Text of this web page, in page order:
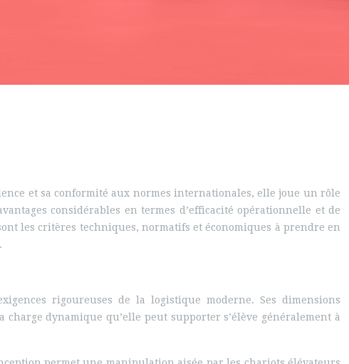
et sa conformité aux normes internationales, elle joue un rôle
considérables en termes d’efficacité opérationnelle et de
les critères techniques, normatifs et économiques à prendre en
rigoureuses de la logistique moderne. Ses dimensions
dynamique qu’elle peut supporter s’élève généralement à